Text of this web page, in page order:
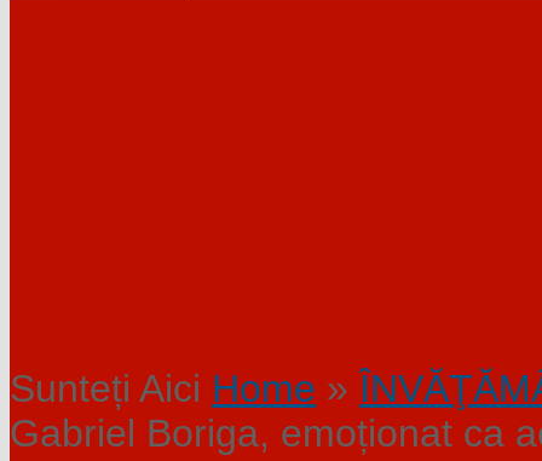
Sunteți Aici Home »
Gabriel Boriga, emoționat ca